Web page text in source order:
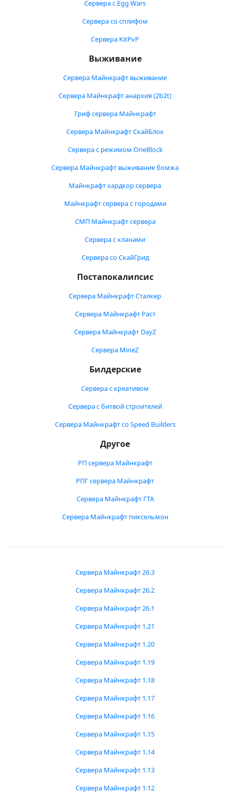
Сервера с Egg Wars
Сервера со сплифом
Сервера KitPvP
Выживание
Сервера Майнкрафт выживание
Сервера Майнкрафт анархия (2b2t)
Гриф сервера Майнкрафт
Сервера Майнкрафт СкайБлок
Сервера с режимом OneBlock
Сервера Майнкрафт выживание бомжа
Майнкрафт хардкор сервера
Майнкрафт сервера с городами
СМП Майнкрафт сервера
Сервера с кланами
Сервера со СкайГрид
Постапокалипсис
Сервера Майнкрафт Сталкер
Сервера Майнкрафт Раст
Сервера Майнкрафт DayZ
Сервера MineZ
Билдерские
Сервера с креативом
Сервера с битвой строителей
Сервера Майнкрафт со Speed Builders
Другое
РП сервера Майнкрафт
РПГ сервера Майнкрафт
Сервера Майнкрафт ГТА
Сервера Майнкрафт пиксельмон
Сервера Майнкрафт 26.3
Сервера Майнкрафт 26.2
Сервера Майнкрафт 26.1
Сервера Майнкрафт 1.21
Сервера Майнкрафт 1.20
Сервера Майнкрафт 1.19
Сервера Майнкрафт 1.18
Сервера Майнкрафт 1.17
Сервера Майнкрафт 1.16
Сервера Майнкрафт 1.15
Сервера Майнкрафт 1.14
Сервера Майнкрафт 1.13
Сервера Майнкрафт 1.12